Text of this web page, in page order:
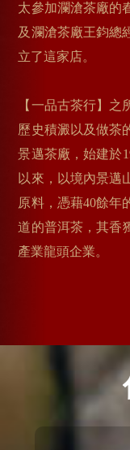
太參加瀾滄茶廠的
及瀾滄茶廠王鈞總
立了這家店。
【一品古茶行】
歷史積澱以及做茶
景邁茶廠，始建於
以來，以境內景邁
原料，憑藉40餘年
道的普洱茶，其香
產業龍頭企業。